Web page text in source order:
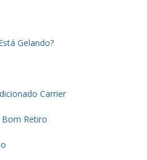
Gelando?
Carrier
Bom Retiro